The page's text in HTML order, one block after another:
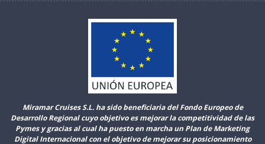
Miramar Cruises S.L. ha sido beneficiaria del Fondo Europeo de
Desarrollo Regional cuyo objetivo es mejorar la competitividad de las
Pymes y gracias al cual ha puesto en marcha un Plan de Marketing
Digital Internacional con el objetivo de mejorar su posicionamiento